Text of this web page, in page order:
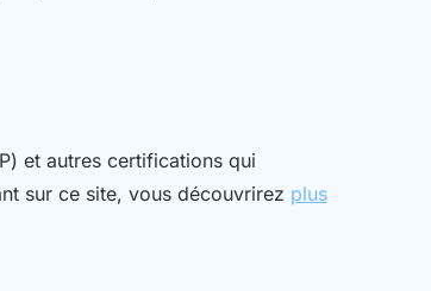
et autres certifications qui
sur ce site, vous découvrirez plus